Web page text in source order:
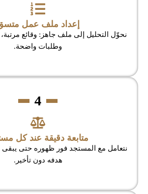
إعداد ملف عمل
نحوّل التحليل إلى ملف جاهز: وقائع
وطلبات واضحة.
4
متابعة دقيقة عند كل
نتعامل مع المستجد فور ظهوره حتى يبقى
هدفه دون تأخير.